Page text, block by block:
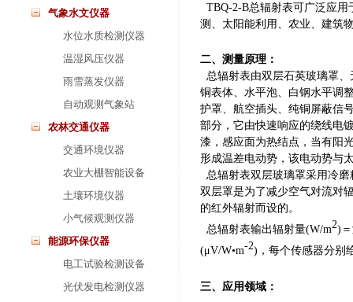
气象水文仪器
水位水质检测仪器
温湿风压仪器
雨雪蒸发仪器
自动观测气象站
农林交通仪器
交通环境仪器
农业大棚智能设备
土壤环境仪器
小气候观测仪器
能源环保仪器
电工试验检测设备
光伏发电检测仪器
TBQ-2-B总辐射表可广泛应用
测、太阳能利用、农业、建筑
二、 测量原理：
总辐射表由双层石英玻璃罩
铜表体、水平泡、白钢水平调
护罩、航空插头、纯铜屏蔽信
部分，它由快速响应的绕线电
漆，感应面为热结点，当有阳
形成温差电动势，该电动势与
总辐射表双层玻璃罩采用冷
双层罩是为了减少空气对流对
的红外辐射而设的。
总辐射表输出辐射量(W/m2)
(μV/W•m-2)，每个传感器分别
三、应用领域：